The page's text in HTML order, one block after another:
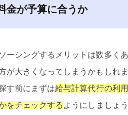
金が予算に合うか
ーシングするメリットは数多く
が大きくなってしまうかもしれま
す前にまずは給与計算代行の利
をチェックする ようにしましょう